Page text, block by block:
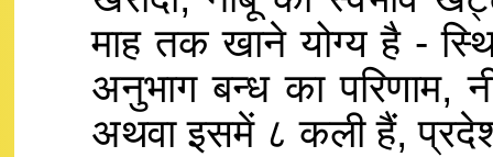
माह तक खाने योग्य है -
अनुभाग बन्ध का परिणाम,
अथवा इसमें ८ कली हैं,